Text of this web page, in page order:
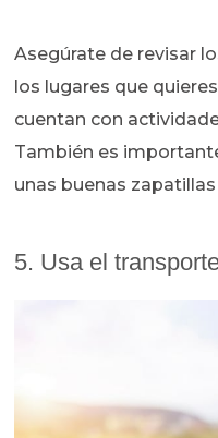
Asegúrate de revisar
los lugares que
cuentan con
También es
unas buenas
5. Usa el